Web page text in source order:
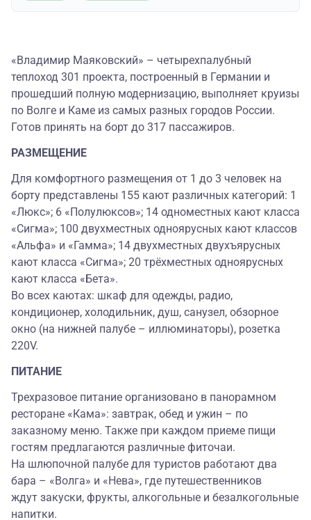
«Владимир Маяковский» – четырехпалубный
теплоход 301 проекта, построенный в Германии и
прошедший полную модернизацию, выполняет круизы
по Волге и Каме из самых разных городов России.
Готов принять на борт до 317 пассажиров.
РАЗМЕЩЕНИЕ
Для комфортного размещения от 1 до 3 человек на
борту представлены 155 кают различных категорий: 1
«Люкс»; 6 «Полулюксов»; 14 одноместных кают класса
«Сигма»; 100 двухместных одноярусных кают классов
«Альфа» и «Гамма»; 14 двухместных двухъярусных
кают класса «Сигма»; 20 трёхместных одноярусных
кают класса «Бета».
Во всех каютах: шкаф для одежды, радио,
кондиционер, холодильник, душ, санузел, обзорное
окно (на нижней палубе – иллюминаторы), розетка
220V.
ПИТАНИЕ
Трехразовое питание организовано в панорамном
ресторане «Кама»: завтрак, обед и ужин – по
заказному меню. Также при каждом приеме пищи
гостям предлагаются различные фиточаи.
На шлюпочной палубе для туристов работают два
бара – «Волга» и «Нева», где путешественников
ждут закуски, фрукты, алкогольные и безалкогольные
напитки.